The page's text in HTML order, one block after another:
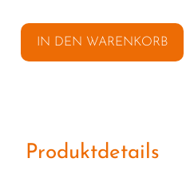
IN DEN WARENKORB
Produktdetails